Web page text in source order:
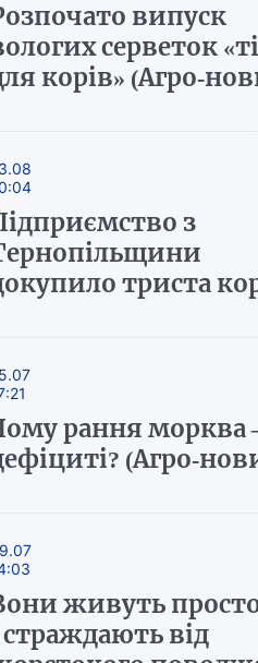
випуск
серветок
корів» (Агро-
з
триста
рання морква
(Агро-
живуть
страждають від